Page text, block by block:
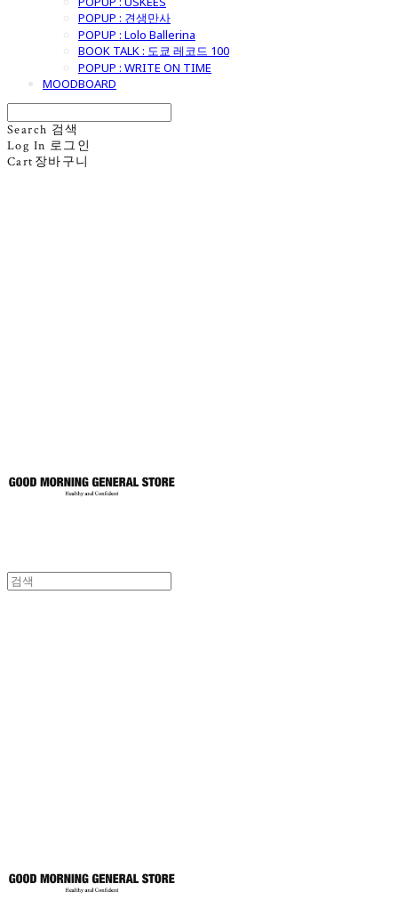
POPUP : 견생만사
POPUP : Lolo Ballerina
BOOK TALK : 도쿄 레코드 100
POPUP : WRITE ON TIME
MOODBOARD
Search 검색
Log In 로그인
Cart 장바구니